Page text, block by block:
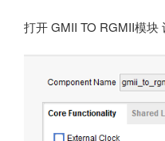
打开 GMII TO RGMII模块